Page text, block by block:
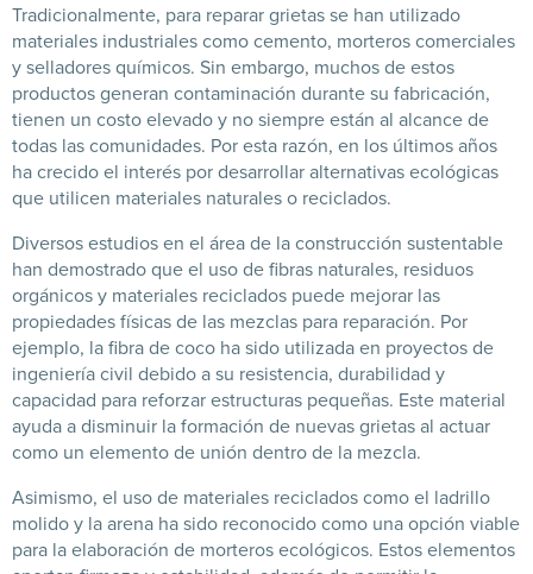
Tradicionalmente, para reparar grietas se han utilizado
materiales industriales como cemento, morteros comerciales
y selladores químicos. Sin embargo, muchos de estos
productos generan contaminación durante su fabricación,
tienen un costo elevado y no siempre están al alcance de
todas las comunidades. Por esta razón, en los últimos años
ha crecido el interés por desarrollar alternativas ecológicas
que utilicen materiales naturales o reciclados.
Diversos estudios en el área de la construcción sustentable
han demostrado que el uso de fibras naturales, residuos
orgánicos y materiales reciclados puede mejorar las
propiedades físicas de las mezclas para reparación. Por
ejemplo, la fibra de coco ha sido utilizada en proyectos de
ingeniería civil debido a su resistencia, durabilidad y
capacidad para reforzar estructuras pequeñas. Este material
ayuda a disminuir la formación de nuevas grietas al actuar
como un elemento de unión dentro de la mezcla.
Asimismo, el uso de materiales reciclados como el ladrillo
molido y la arena ha sido reconocido como una opción viable
para la elaboración de morteros ecológicos. Estos elementos